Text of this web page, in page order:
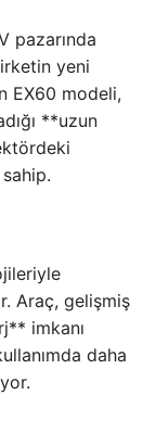
pazarında
yeni
EX60 modeli,
**uzun
Araç, gelişmiş
imkanı
daha